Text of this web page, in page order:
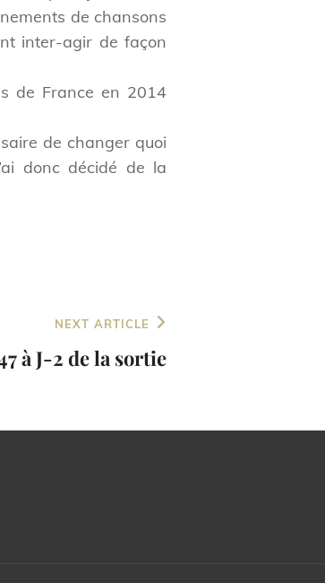
de chansons
inter-agir de façon
de France en 2014
de changer quoi
donc décidé de la
NEXT ARTICLE
à J-2 de la sortie